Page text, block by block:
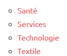
Santé
Services
Technologie
Textile